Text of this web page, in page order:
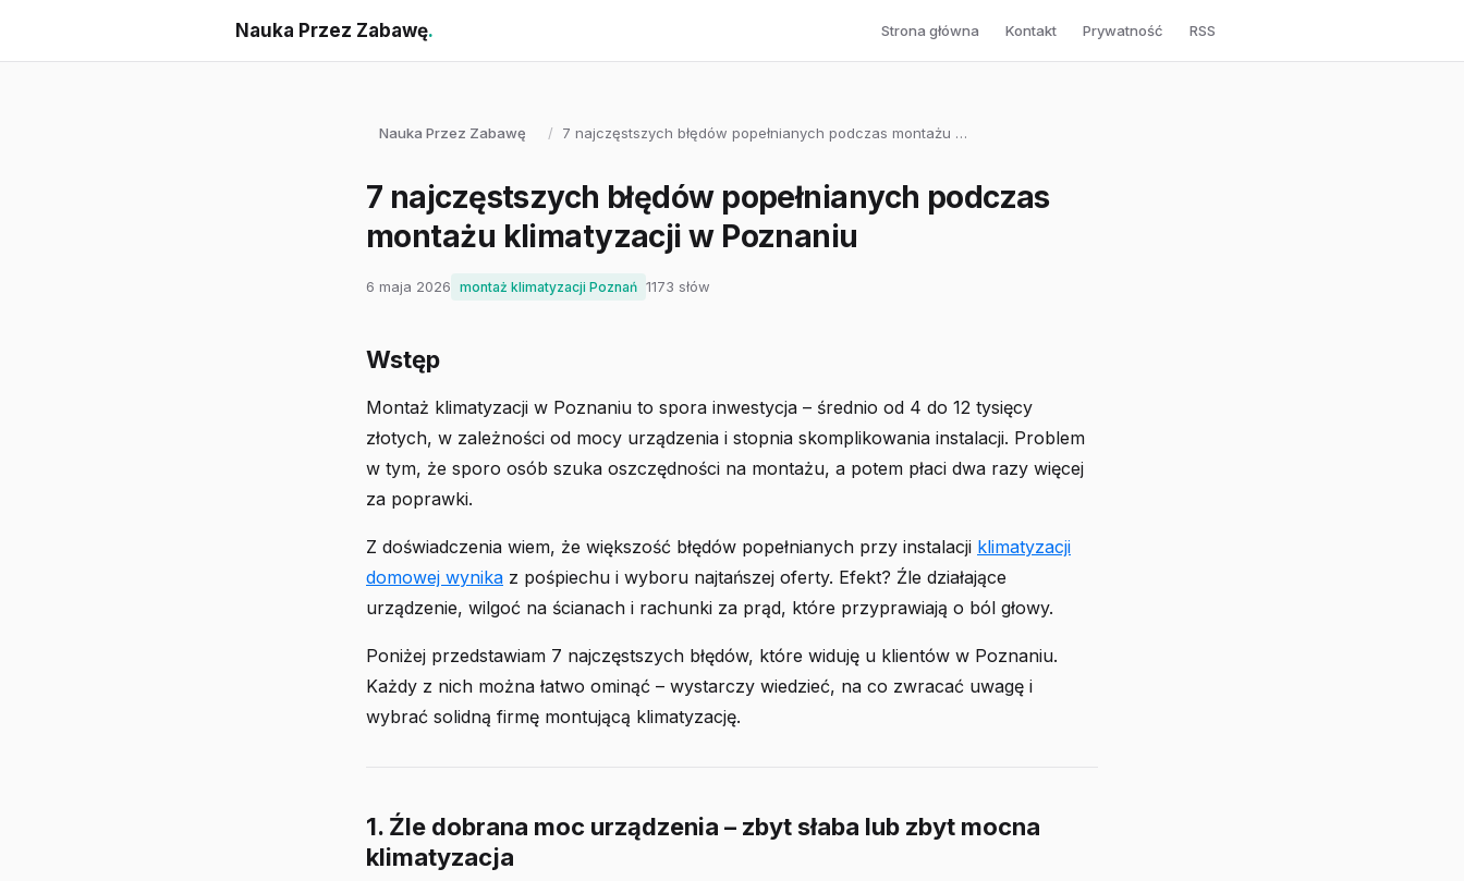
Nauka Przez Zabawę. Strona główna Kontakt Prywatność RSS
Nauka Przez Zabawę / 7 najczęstszych błędów popełnianych podczas montażu …
7 najczęstszych błędów popełnianych podczas
montażu klimatyzacji w Poznaniu
6 maja 2026 montaż klimatyzacji Poznań 1173 słów
Wstęp
Montaż klimatyzacji w Poznaniu to spora inwestycja – średnio od 4 do 12 tysięcy
złotych, w zależności od mocy urządzenia i stopnia skomplikowania instalacji. Problem
w tym, że sporo osób szuka oszczędności na montażu, a potem płaci dwa razy więcej
za poprawki.
Z doświadczenia wiem, że większość błędów popełnianych przy instalacji klimatyzacji
domowej wynika z pośpiechu i wyboru najtańszej oferty. Efekt? Źle działające
urządzenie, wilgoć na ścianach i rachunki za prąd, które przyprawiają o ból głowy.
Poniżej przedstawiam 7 najczęstszych błędów, które widuję u klientów w Poznaniu.
Każdy z nich można łatwo ominąć – wystarczy wiedzieć, na co zwracać uwagę i
wybrać solidną firmę montującą klimatyzację.
1. Źle dobrana moc urządzenia – zbyt słaba lub zbyt mocna
klimatyzacja